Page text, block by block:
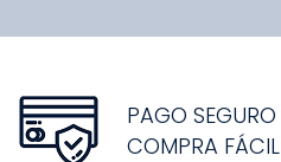
PAGO SEGURO
COMPRA FÁCIL